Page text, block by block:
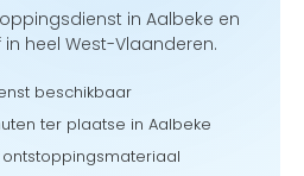
in Aalbeke en
heel West-Vlaanderen.
beschikbaar
ter plaatse in Aalbeke